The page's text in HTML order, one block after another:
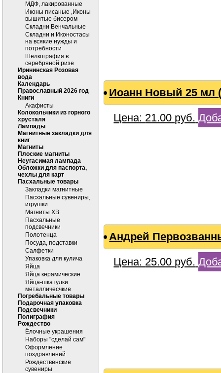
МДФ, лакированные
Иконы писаные ,Иконы
вышитые бисером
Складни Венчальные
Складни и Иконостасы
на всякие нужды и
потребности
Шелкография в
серебряной ризе
Ирининская Розовая
вода
Календарь
Православный 2026 год
Книги
Акафисты
Колокольчики из горного
хрусталя
Лампады
Магнитные закладки для
книг
Магниты
Плоские магниты
Неугасимая лампада
Обложки для паспорта,
чехлы для карт
Пасхальные товары
Закладки магнитные
Пасхальные сувениры,
игрушки
Магниты ХВ
Пасхальные
подсвечники
Полотенца
Посуда, подставки
Салфетки
Упаковка для кулича
Яйца
Яйца керамические
Яйца-шкатулки
металличесчкие
Погребальные товары
Подарочная упаковка
Подсвечники
Полиграфия
Рождество
Ёлочные украшения
Наборы "сделай сам"
Оформление
поздравлений
Рождественские
сувениры
Иоанн Новый 25 мл
Цена: 21.00 руб.
Андрей
Цена: 25.00 руб.